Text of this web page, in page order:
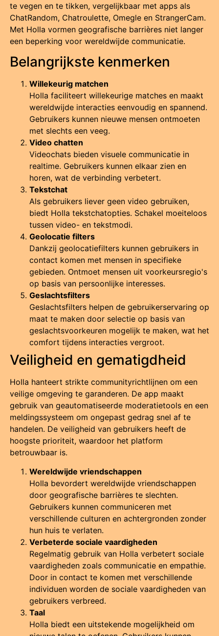
te vegen en te tikken, vergelijkbaar met apps als
ChatRandom, Chatroulette, Omegle en StrangerCam.
Met Holla vormen geografische barrières niet langer
een beperking voor wereldwijde communicatie.
Belangrijkste kenmerken
Willekeurig matchen
Holla faciliteert willekeurige matches en maakt
wereldwijde interacties eenvoudig en spannend.
Gebruikers kunnen nieuwe mensen ontmoeten
met slechts een veeg.
Video chatten
Videochats bieden visuele communicatie in
realtime. Gebruikers kunnen elkaar zien en
horen, wat de verbinding verbetert.
Tekstchat
Als gebruikers liever geen video gebruiken,
biedt Holla tekstchatopties. Schakel moeiteloos
tussen video- en tekstmodi.
Geolocatie filters
Dankzij geolocatiefilters kunnen gebruikers in
contact komen met mensen in specifieke
gebieden. Ontmoet mensen uit voorkeursregio's
op basis van persoonlijke interesses.
Geslachtsfilters
Geslachtsfilters helpen de gebruikerservaring op
maat te maken door selectie op basis van
geslachtsvoorkeuren mogelijk te maken, wat het
comfort tijdens interacties vergroot.
Veiligheid en gematigdheid
Holla hanteert strikte communityrichtlijnen om een
veilige omgeving te garanderen. De app maakt
gebruik van geautomatiseerde moderatietools en een
meldingssysteem om ongepast gedrag snel af te
handelen. De veiligheid van gebruikers heeft de
hoogste prioriteit, waardoor het platform
betrouwbaar is.
Wereldwijde vriendschappen
Holla bevordert wereldwijde vriendschappen
door geografische barrières te slechten.
Gebruikers kunnen communiceren met
verschillende culturen en achtergronden zonder
hun huis te verlaten.
Verbeterde sociale vaardigheden
Regelmatig gebruik van Holla verbetert sociale
vaardigheden zoals communicatie en empathie.
Door in contact te komen met verschillende
individuen worden de sociale vaardigheden van
gebruikers verbreed.
Taal
Holla biedt een uitstekende mogelijkheid om